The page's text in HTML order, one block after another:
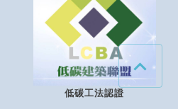
低碳工法認證